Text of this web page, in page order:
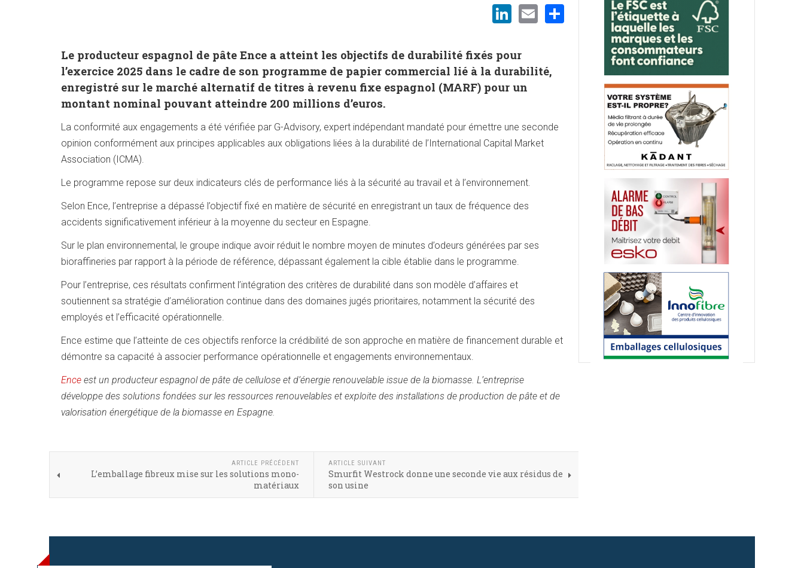
LinkedIn
EmailShare
Le producteur espagnol de pâte Ence a atteint les objectifs de durabilité fixés pour
l’exercice 2025 dans le cadre de son programme de papier commercial lié à la durabilité,
enregistré sur le marché alternatif de titres à revenu fixe espagnol (MARF) pour un
montant nominal pouvant atteindre 200 millions d’euros.
La conformité aux engagements a été vérifiée par G-Advisory, expert indépendant mandaté pour émettre une seconde
opinion conformément aux principes applicables aux obligations liées à la durabilité de l’International Capital Market
Association (ICMA).
Le programme repose sur deux indicateurs clés de performance liés à la sécurité au travail et à l’environnement.
Selon Ence, l’entreprise a dépassé l’objectif fixé en matière de sécurité en enregistrant un taux de fréquence des
accidents significativement inférieur à la moyenne du secteur en Espagne.
Sur le plan environnemental, le groupe indique avoir réduit le nombre moyen de minutes d’odeurs générées par ses
bioraffineries par rapport à la période de référence, dépassant également la cible établie dans le programme.
Pour l’entreprise, ces résultats confirment l’intégration des critères de durabilité dans son modèle d’affaires et
soutiennent sa stratégie d’amélioration continue dans des domaines jugés prioritaires, notamment la sécurité des
employés et l’efficacité opérationnelle.
Ence estime que l’atteinte de ces objectifs renforce la crédibilité de son approche en matière de financement durable et
démontre sa capacité à associer performance opérationnelle et engagements environnementaux.
Ence est un producteur espagnol de pâte de cellulose et d’énergie renouvelable issue de la biomasse. L’entreprise
développe des solutions fondées sur les ressources renouvelables et exploite des installations de production de pâte et de
valorisation énergétique de la biomasse en Espagne.
ARTICLE PRÉCÉDENT
L’emballage fibreux mise sur les solutions mono-
matériaux
ARTICLE SUIVANT
Smurfit Westrock donne une seconde vie aux résidus de
son usine